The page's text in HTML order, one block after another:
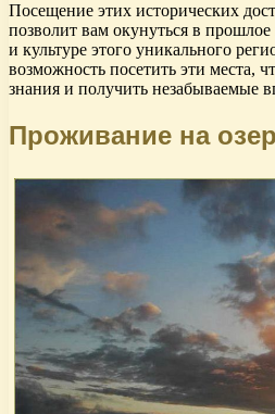
Посещение этих исторических
позволит вам окунуться в
и культуре этого уникального
возможность посетить эти места,
знания и получить незабываемые
Проживание на